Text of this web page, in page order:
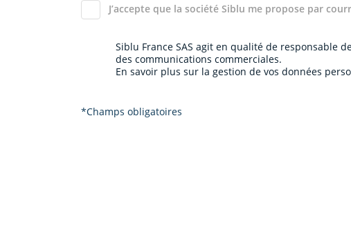
J’accepte que la société Siblu me propose par
Siblu France SAS agit en qualité de responsable
des communications commerciales.
En savoir plus sur la gestion de vos données
*Champs obligatoires